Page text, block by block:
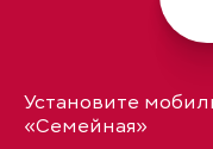
Установите
«Семейная»